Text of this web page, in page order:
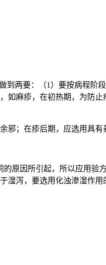
到两要：（1）要按病程
如麻疹，在初热期，为防
邪；在疹后期，应选用具
的原因所引起，所以应用
湿泻，要选用化浊渗湿作